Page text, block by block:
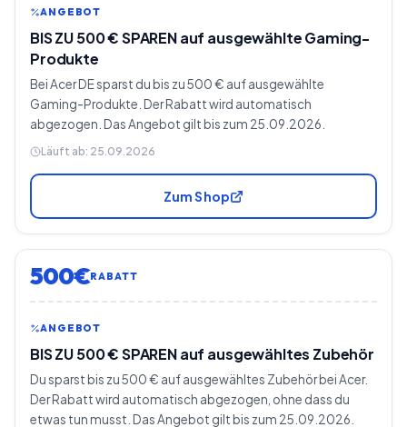
ANGEBOT
BIS ZU 500 € SPAREN auf ausgewählte Gaming-
Produkte
Bei Acer DE sparst du bis zu 500 € auf ausgewählte
Gaming-Produkte. Der Rabatt wird automatisch
abgezogen. Das Angebot gilt bis zum 25.09.2026.
Läuft ab: 25.09.2026
Zum Shop
500€RABATT
ANGEBOT
BIS ZU 500 € SPAREN auf ausgewähltes Zubehör
Du sparst bis zu 500 € auf ausgewähltes Zubehör bei Acer.
Der Rabatt wird automatisch abgezogen, ohne dass du
etwas tun musst. Das Angebot gilt bis zum 25.09.2026.